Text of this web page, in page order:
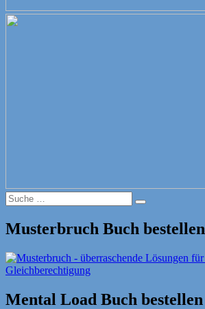
Suche
nach:
Suche
Musterbruch Buch bestellen
Mental Load Buch bestellen